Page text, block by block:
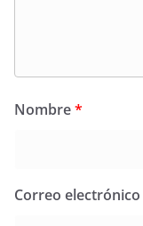
Nombre*
Correo electrónico